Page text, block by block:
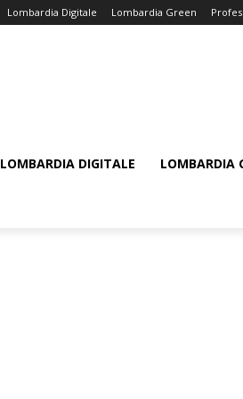
Lombardia Digitale Lombardia Green
LOMBARDIA DIGITALE LOMBARDIA